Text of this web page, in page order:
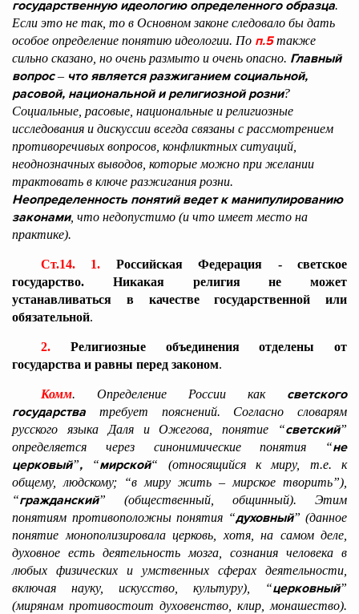
государственную идеологию определенного образца.
Если это не так, то в Основном законе следовало бы дать
особое определение понятию идеологии. По п.5также
сильно сказано, но очень размыто и очень опасно. Главный
вопрос– что является разжиганием социальной,
расовой, национальной и религиозной розни?
Социальные, расовые, национальные и религиозные
исследования и дискуссии всегда связаны с рассмотрением
противоречивых вопросов, конфликтных ситуаций,
неоднозначных выводов, которые можно при желании
трактовать в ключе разжигания розни.
Неопределенность понятий ведет к манипулированию
законами, что недопустимо (и что имеет место на
практике).
Ст.14. 1.
Российская Федерация - светское
государство. Никакая религия не может
устанавливаться в качестве государственной или
обязательной.
2.
Религиозные объединения отделены от
государства и равны перед законом.
Комм. Определение России как светского
государства требует пояснений. Согласно словарям
русского языка Даля и Ожегова, понятие “светский”
определяется через синонимические понятия “не
церковый”, “мирской“
(относящийся к миру, т.е. к
общему, людскому; “в миру жить – мирское творить”),
“гражданский” (общественный, общинный). Этим
понятиям противоположны понятия “духовный” (данное
понятие монополизировала церковь, хотя, на самом деле,
духовное есть деятельность мозга, сознания человека в
любых физических и умственных сферах деятельности,
включая науку, искусство, культуру), “церковный”
(мирянам противостоит духовенство, клир, монашество).